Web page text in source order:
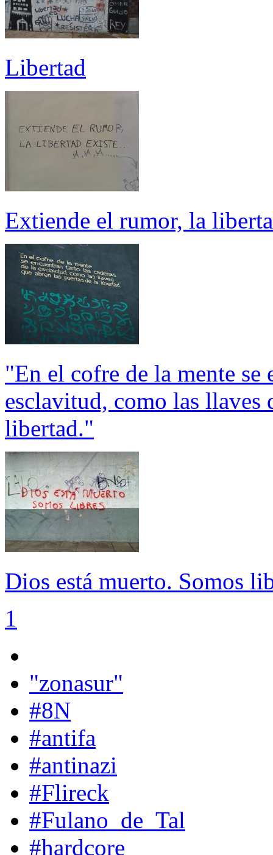
Libertad
Extiende el rumor, la
"En el cofre de la mente se
esclavitud, como las llaves
libertad."
Dios está muerto. Somos
1
"zonasur"
#8N
#antifa
#antinazi
#Flireck
#Fulano_de_Tal
#hardcore